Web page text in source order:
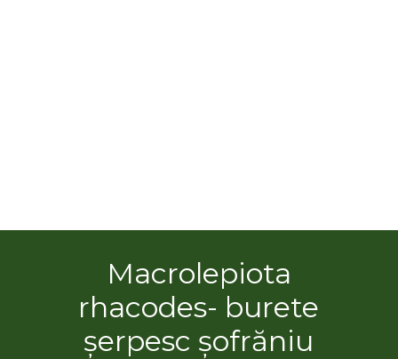
Macrolepiota
rhacodes- burete
șerpesc șofrăniu